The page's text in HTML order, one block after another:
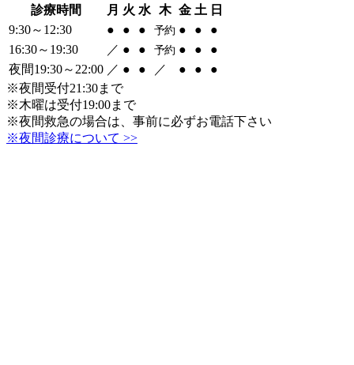
診療時間 月 火 水 木 金 土 日
9:30～12:30
● ● ● 予約 ● ●
●
16:30～19:30
／ ● ● 予約 ● ●
●
夜間19:30～22:00 ／ ● ● ／ ● ●
●
※夜間受付21:30まで
※木曜は受付19:00まで
※夜間救急の場合は、事前に必ずお電話下さい
※夜間診療について >>